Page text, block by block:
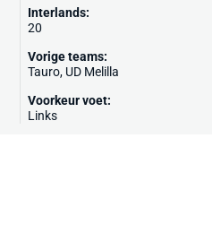
Interlands:
20
Vorige teams:
Tauro, UD Melilla
Voorkeur voet:
Links